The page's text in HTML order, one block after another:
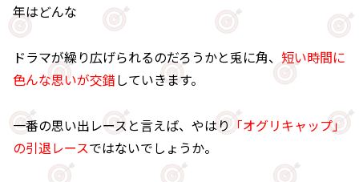
年はどんな
ドラマが繰り広げられるのだろうかと兎に角、 短い時間に
色んな思いが交錯していきます。
一番の思い出レースと言えば、やはり 「オグリキャップ」
の引退レースではないでしょうか。